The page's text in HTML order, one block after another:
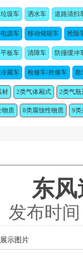
垃圾车 洒水车 道路清扫
电源车 移动储能车 抢险
平板车 清障车 防撞缓冲
冷藏车 检修车/抢修车 散
材 2类气体厢式 2类气
物质 8类腐蚀性物质 9类
东
发布时
示图片